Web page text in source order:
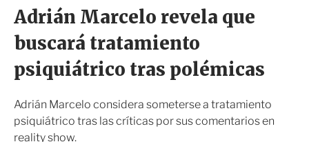
s
i
Adrián Marcelo revela que
buscará tratamiento
psiquiátrico tras polémicas
Adrián Marcelo considera someterse a tratamiento
psiquiátrico tras las críticas por sus comentarios en
reality show.